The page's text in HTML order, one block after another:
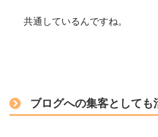
共通しているんですね。
ブログへの集客としても